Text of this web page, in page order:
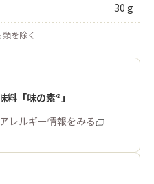
30 g
を除く
料「味の素®」
レルギー情報をみる